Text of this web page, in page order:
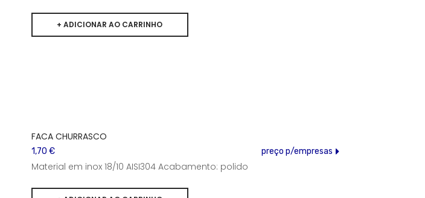
FACA CHURRASCO
1,70 € preço p/empresas
Material em inox 18/10 AISI304 Acabamento: polido